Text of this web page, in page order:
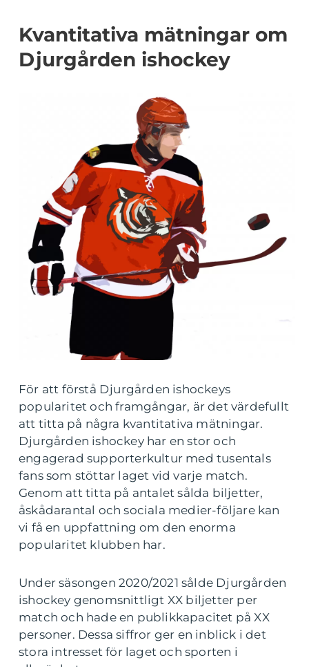
Kvantitativa mätningar om
Djurgården ishockey
För att förstå Djurgården ishockeys
popularitet och framgångar, är det värdefullt
att titta på några kvantitativa mätningar.
Djurgården ishockey har en stor och
engagerad supporterkultur med tusentals
fans som stöttar laget vid varje match.
Genom att titta på antalet sålda biljetter,
åskådarantal och sociala medier-följare kan
vi få en uppfattning om den enorma
popularitet klubben har.
Under säsongen 2020/2021 sålde Djurgården
ishockey genomsnittligt XX biljetter per
match och hade en publikkapacitet på XX
personer. Dessa siffror ger en inblick i det
stora intresset för laget och sporten i